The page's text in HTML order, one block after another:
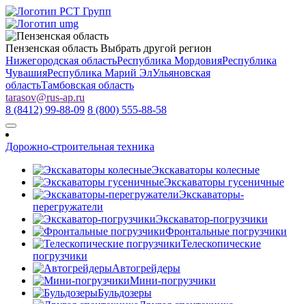
Пензенская область Выбрать другой регион
Нижегородская областьРеспублика МордовияРеспублика
ЧувашияРеспублика Марий ЭлУльяновская
областьТамбовская область
tarasov@rus-ap.ru
8 (8412) 99-88-09 8 (800) 555-88-58
Дорожно-строительная техника
Экскаваторы колесные
Экскаваторы гусеничные
Экскаваторы-
перегружатели
Экскаватор-погрузчики
Фронтальные погрузчики
Телескопические
погрузчики
Автогрейдеры
Мини-погрузчики
Бульдозеры